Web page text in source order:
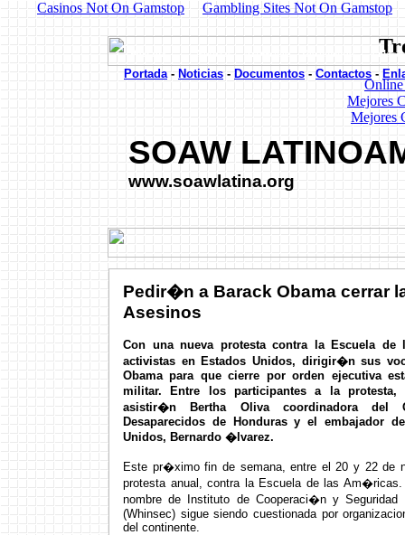
Casinos Not On Gamstop Gambling Sites Not On Gamstop
Portada Noticias Art�culos Documentos
SOAW
www.soawlatina.org
Portada- Noticias - Documentos - Contactos -
Pedir�n a Barack Obama cerrar
Asesinos
Con una nueva protesta contra la Escuela
activistas en Estados Unidos, dirigir�n sus
Obama para que cierre por orden ejecutiva
militar. Entre los participantes a la protesta,
asistir�n Bertha Oliva coordinadora del
Desaparecidos de Honduras y el embajador
Unidos, Bernardo �lvarez.
Este pr�ximo fin de semana, entre el 20 y 22 de
protesta anual, contra la Escuela de las
nombre de Instituto de Cooperaci�n y Seguridad
(Whinsec) sigue siendo cuestionada por
del continente.
Mejores
Mejores